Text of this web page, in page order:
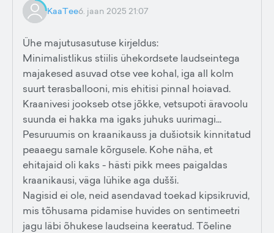
KaaTee6. jaan 2025 21:07
Ühe majutusasutuse kirjeldus:
Minimalistlikus stiilis ühekordsete laudseintega
majakesed asuvad otse vee kohal, iga all kolm
suurt terasballooni, mis ehitisi pinnal hoiavad.
Kraanivesi jookseb otse jõkke, vetsupoti äravoolu
suunda ei hakka ma igaks juhuks uurimagi...
Pesuruumis on kraanikauss ja dušiotsik kinnitatud
peaaegu samale kõrgusele. Kohe näha, et
ehitajaid oli kaks - hästi pikk mees paigaldas
kraanikausi, väga lühike aga dušši.
Nagisid ei ole, neid asendavad toekad kipsikruvid,
mis tõhusama pidamise huvides on sentimeetri
jagu läbi õhukese laudseina keeratud. Tõeline